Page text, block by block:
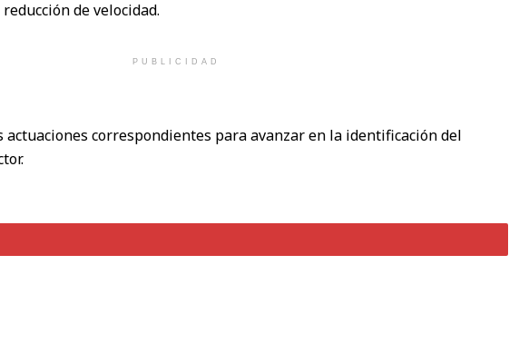
de velocidad.
PUBLICIDAD
actuaciones correspondientes para avanzar en la identificación del